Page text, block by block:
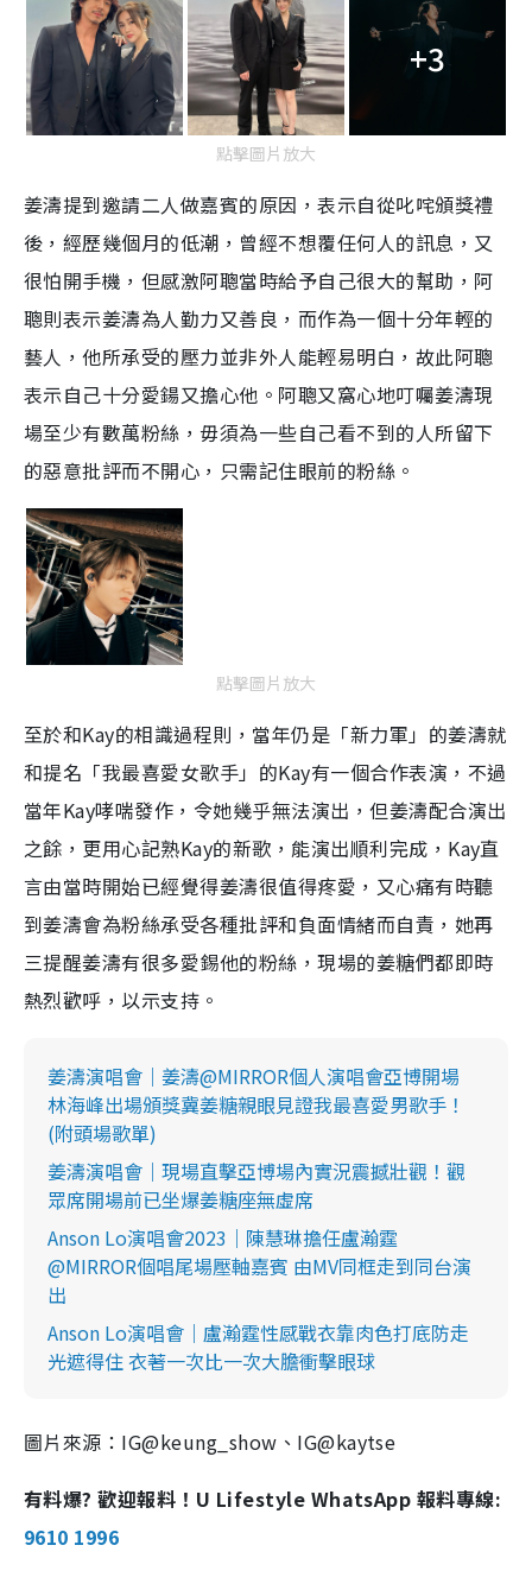
+3
點擊圖片放大
姜濤提到邀請二人做嘉賓的原因，表示自從叱咤頒獎禮
後，經歷幾個月的低潮，曾經不想覆任何人的訊息，又
很怕開手機，但感激阿聰當時給予自己很大的幫助，阿
聰則表示姜濤為人勤力又善良，而作為一個十分年輕的
藝人，他所承受的壓力並非外人能輕易明白，故此阿聰
表示自己十分愛鍚又擔心他。阿聰又窩心地叮囑姜濤現
場至少有數萬粉絲，毋須為一些自己看不到的人所留下
的惡意批評而不開心，只需記住眼前的粉絲。
點擊圖片放大
至於和Kay的相識過程則，當年仍是「新力軍」的姜濤就
和提名「我最喜愛女歌手」的Kay有一個合作表演，不過
當年Kay哮喘發作，令她幾乎無法演出，但姜濤配合演出
之餘，更用心記熟Kay的新歌，能演出順利完成，Kay直
言由當時開始已經覺得姜濤很值得疼愛，又心痛有時聽
到姜濤會為粉絲承受各種批評和負面情緒而自責，她再
三提醒姜濤有很多愛錫他的粉絲，現場的姜糖們都即時
熱烈歡呼，以示支持。
姜濤演唱會｜姜濤@MIRROR個人演唱會亞博開場
林海峰出場頒獎冀姜糖親眼見證我最喜愛男歌手！
(附頭場歌單)
姜濤演唱會｜現場直擊亞博場內實況震撼壯觀！觀
眾席開場前已坐爆姜糖座無虛席
Anson Lo演唱會2023｜陳慧琳擔任盧瀚霆
@MIRROR個唱尾場壓軸嘉賓 由MV同框走到同台演
出
Anson Lo演唱會｜盧瀚霆性感戰衣靠肉色打底防走
光遮得住 衣著一次比一次大膽衝擊眼球
圖片來源：IG@keung_show、IG@kaytse
有料爆? 歡迎報料！U Lifestyle WhatsApp 報料專線:
9610 1996